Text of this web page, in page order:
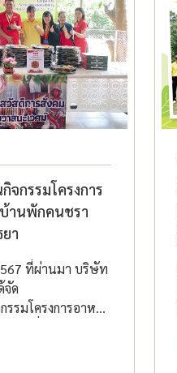
จกรรมโครงการ
านพักคนชรา
า
ที่ผ่านมา บริษัท
จัด
รมโครงการอาหาร
ผู้สูงอายุวาสนะ